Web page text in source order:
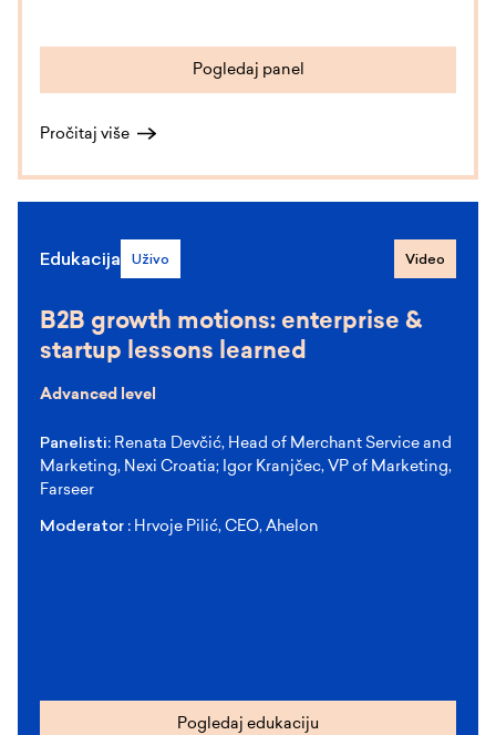
Pogledaj panel
Pročitaj više
Edukacija Uživo Video
B2B growth motions: enterprise &
startup lessons learned
Advanced level
Panelisti: Renata Devčić, Head of Merchant Service and
Marketing, Nexi Croatia; Igor Kranjčec, VP of Marketing,
Farseer
Moderator : Hrvoje Pilić, CEO, Ahelon
Pogledaj edukaciju